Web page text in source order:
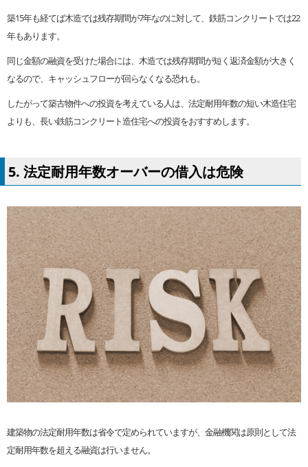
築15年も経てば木造では残存期間が7年なのに対して、鉄筋コンクリートでは22
年もあります。
同じ金額の融資を受けた場合には、木造では残存期間が短く返済金額が大きく
なるので、キャッシュフローが回らなくなる恐れも。
したがって築古物件への投資を考えている人は、法定耐用年数の短い木造住宅
よりも、長い鉄筋コンクリート造住宅への投資をおすすめします。
5. 法定耐用年数オーバーの借入は危険
建築物の法定耐用年数は省令で定められていますが、金融機関は原則として法
定耐用年数を超える融資は行いません。